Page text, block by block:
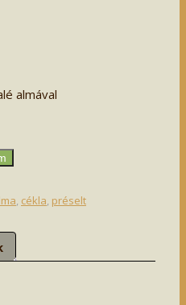
almával
, cékla, préselt